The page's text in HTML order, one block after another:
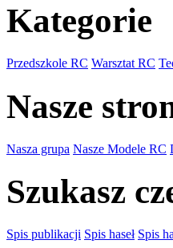
Kategorie
Przedszkole RC Warsztat RC
Nasze
Nasza grupa Nasze Modele RC
Szukasz
Spis publikacji Spis haseł Spis